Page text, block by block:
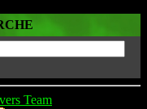
Team